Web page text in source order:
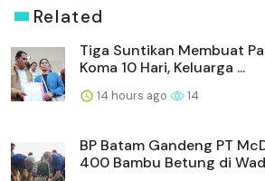
Related
Tiga Suntikan Membuat
Koma 10 Hari, Keluarga ...
14 hours ago 14
BP Batam Gandeng PT
400 Bambu Betung di